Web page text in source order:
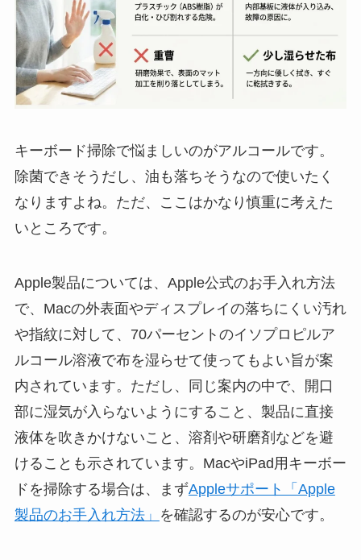
キーボード掃除で悩ましいのがアルコールです。
除菌できそうだし、油も落ちそうなので使いたく
なりますよね。ただ、ここはかなり慎重に考えた
いところです。
Apple製品については、Apple公式のお手入れ方法
で、Macの外表面やディスプレイの落ちにくい汚れ
や指紋に対して、70パーセントのイソプロピルア
ルコール溶液で布を湿らせて使ってもよい旨が案
内されています。ただし、同じ案内の中で、開口
部に湿気が入らないようにすること、製品に直接
液体を吹きかけないこと、溶剤や研磨剤などを避
けることも示されています。MacやiPad用キーボー
ドを掃除する場合は、まずAppleサポート「Apple
製品のお手入れ方法」 を確認するのが安心です。